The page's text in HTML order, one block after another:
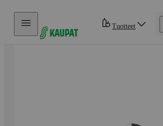
Hyppää sisältöön
Tuotteet